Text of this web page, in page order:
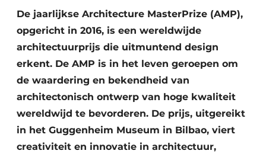
De jaarlijkse Architecture MasterPrize (AMP),
opgericht in 2016, is een wereldwijde
architectuurprijs die uitmuntend design
erkent. De AMP is in het leven geroepen om
de waardering en bekendheid van
architectonisch ontwerp van hoge kwaliteit
wereldwijd te bevorderen. De prijs, uitgereikt
in het Guggenheim Museum in Bilbao, viert
creativiteit en innovatie in architectuur,